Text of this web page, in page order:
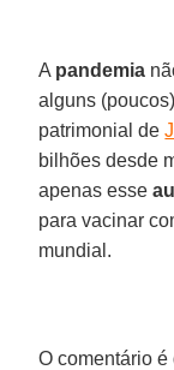
A pandemia
alguns
patrimonial de
bilhões desde
apenas esse
para vacinar
mundial.
O comentário